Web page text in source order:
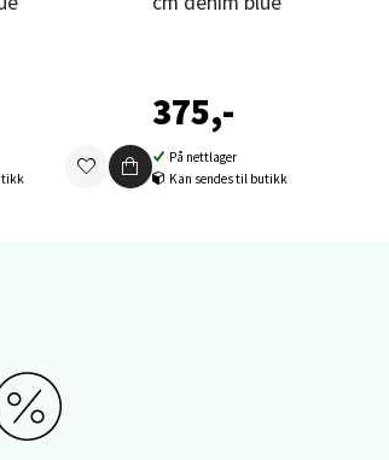
375,-
På nettlager
Kan sendes til butikk